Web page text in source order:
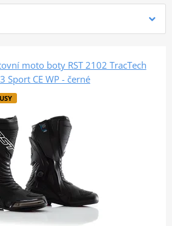
moto boty RST 2102 TracTech
Sport CE WP - černé